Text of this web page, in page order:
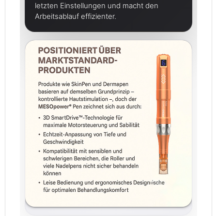
letzten Einstellungen und macht den
Arbeitsablauf effizienter.